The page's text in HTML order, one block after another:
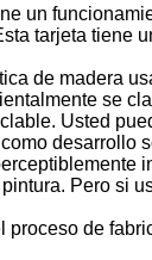
un
tarjeta tiene
de madera
se
Usted
desarrollo
Pero si
de